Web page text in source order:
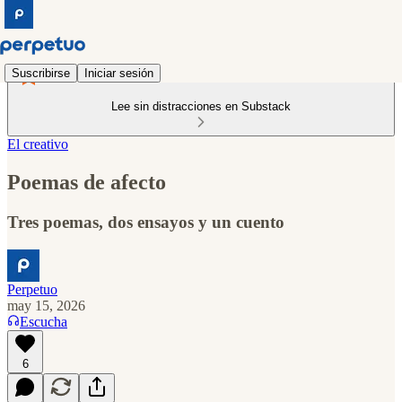
Suscribirse Iniciar sesión
Lee sin distracciones en Substack
El creativo
Poemas de afecto
Tres poemas, dos ensayos y un cuento
Perpetuo
may 15, 2026
Escucha
6